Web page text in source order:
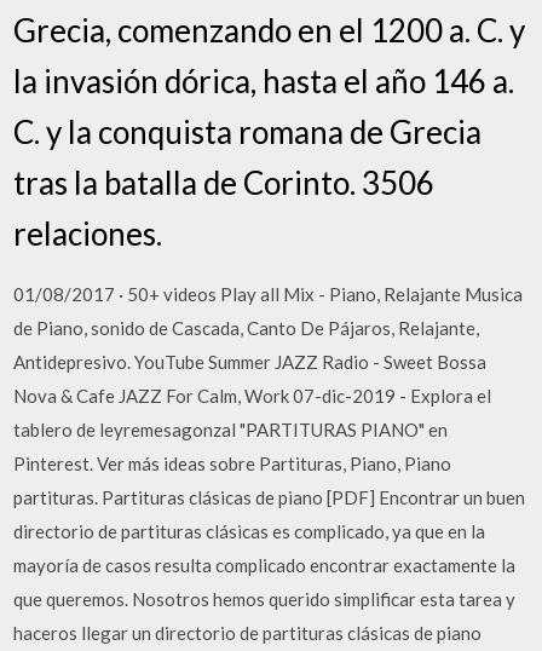
Grecia, comenzando en el 1200 a. C. y
la invasión dórica, hasta el año 146 a.
C. y la conquista romana de Grecia
tras la batalla de Corinto. 3506
relaciones.
01/08/2017 · 50+ videos Play all Mix - Piano, Relajante Musica
de Piano, sonido de Cascada, Canto De Pájaros, Relajante,
Antidepresivo. YouTube Summer JAZZ Radio - Sweet Bossa
Nova & Cafe JAZZ For Calm, Work 07-dic-2019 - Explora el
tablero de leyremesagonzal "PARTITURAS PIANO" en
Pinterest. Ver más ideas sobre Partituras, Piano, Piano
partituras. Partituras clásicas de piano [PDF] Encontrar un buen
directorio de partituras clásicas es complicado, ya que en la
mayoría de casos resulta complicado encontrar exactamente la
que queremos. Nosotros hemos querido simplificar esta tarea y
haceros llegar un directorio de partituras clásicas de piano